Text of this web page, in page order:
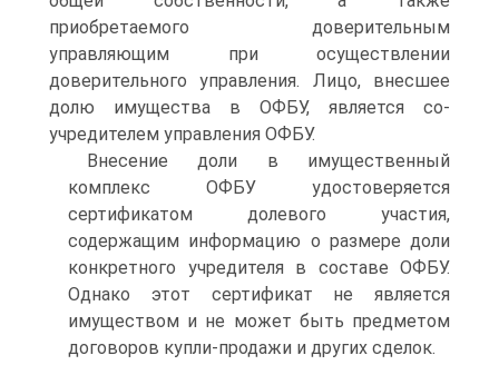
приобретаемого доверительным
управляющим при осуществлении
доверительного управления. Лицо, внесшее
долю имущества в ОФБУ, является со­
учредителем управления ОФБУ.
Внесение доли в имущественный
комплекс ОФБУ удостоверя­ется
сертификатом долевого участия,
содержащим информацию о размере доли
конкретного учредителя в составе ОФБУ.
Однако этот сертификат не является
имуществом и не может быть предметом
договоров купли-продажи и других сделок.